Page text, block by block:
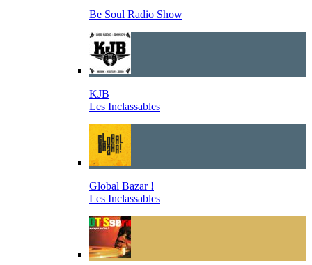
Be Soul Radio Show
KJB
Les Inclassables
Global Bazar !
Les Inclassables